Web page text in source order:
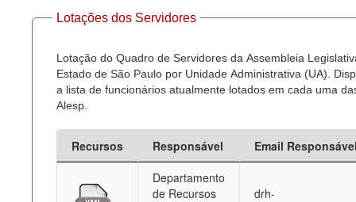
Lotações dos Servidores
Lotação do Quadro de Servidores da Assembleia
Estado de São Paulo por Unidade Administrativa (UA).
a lista de funcionários atualmente lotados em cada uma
Alesp.
Recursos Responsável
Email
Departamento
de Recursos
drh-